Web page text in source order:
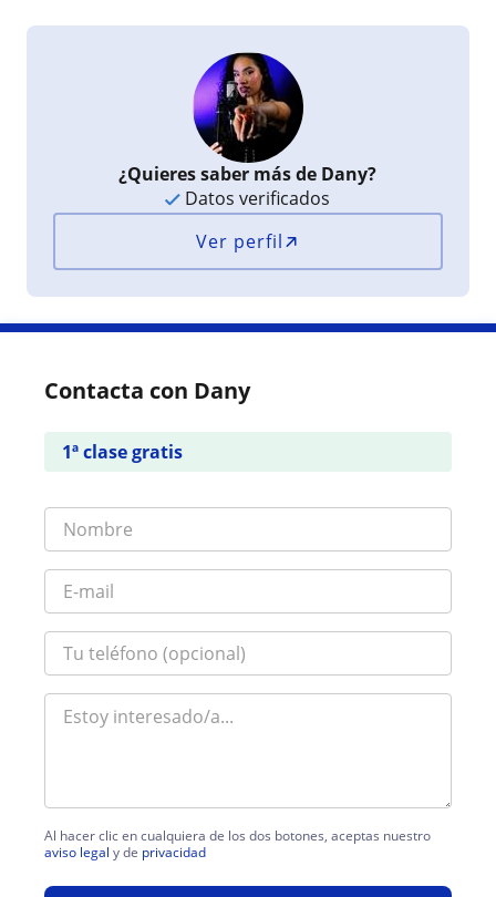
¿Quieres saber más de Dany?
Datos verificados
Ver perfil
Contacta con Dany
1ª clase gratis
Al hacer clic en cualquiera de los dos botones, aceptas nuestro
aviso legal y de privacidad